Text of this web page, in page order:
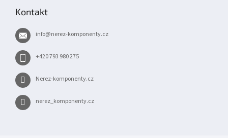
Kontakt
info@nerez-komponenty.cz
+420 793 980 275
Nerez-komponenty.cz
nerez_komponenty.cz